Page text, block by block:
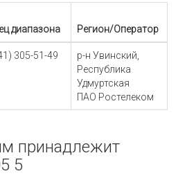
диапазона Регион/Оператор
305-51-49
р-н Увинский,
Республика
Удмуртская
ПАО Ростелеком
принадлежит
5